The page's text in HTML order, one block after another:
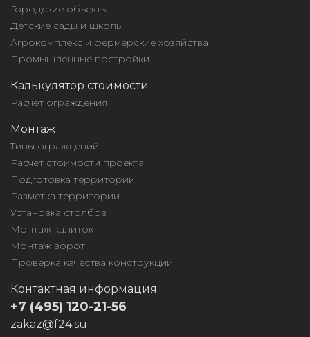
Городские объекты
Детские сады и школы
Агрокомплекс и фермерские хозяйства
Промышленные постройки
Калькулятор стоимости
Расчет ограждения
Монтаж
Типы ограждений
Расчет стоимости проекта
Подготовка территории
Разметка территории
Установка столбов
Монтаж калиток
Монтаж ворот
Проверка качества конструкции
Контактная информация
+7 (495) 120-21-56
zakaz@f24.su